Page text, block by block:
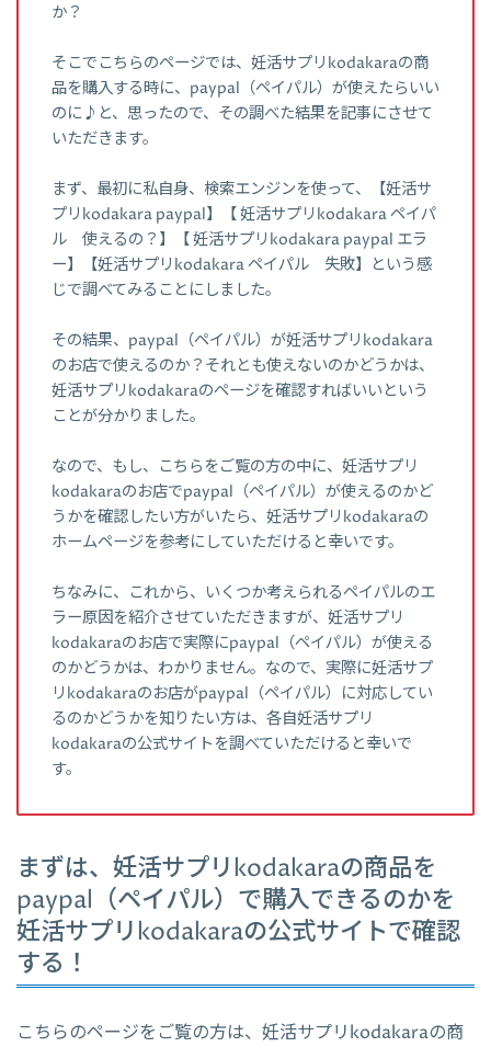
か？
そこでこちらのページでは、妊活サプリkodakaraの商
品を購入する時に、paypal（ペイパル）が使えたらいい
のに♪と、思ったので、その調べた結果を記事にさせて
いただきます。
まず、最初に私自身、検索エンジンを使って、【妊活サ
プリkodakara paypal】【 妊活サプリkodakara ペイパ
ル 使えるの？】【 妊活サプリkodakara paypal エラ
ー】【妊活サプリkodakara ペイパル 失敗】という感
じで調べてみることにしました。
その結果、paypal（ペイパル）が妊活サプリkodakara
のお店で使えるのか？それとも使えないのかどうかは、
妊活サプリkodakaraのページを確認すればいいという
ことが分かりました。
なので、もし、こちらをご覧の方の中に、妊活サプリ
kodakaraのお店でpaypal（ペイパル）が使えるのかど
うかを確認したい方がいたら、妊活サプリkodakaraの
ホームページを参考にしていただけると幸いです。
ちなみに、これから、いくつか考えられるペイパルのエ
ラー原因を紹介させていただきますが、妊活サプリ
kodakaraのお店で実際にpaypal（ペイパル）が使える
のかどうかは、わかりません。なので、実際に妊活サプ
リkodakaraのお店がpaypal（ペイパル）に対応してい
るのかどうかを知りたい方は、各自妊活サプリ
kodakaraの公式サイトを調べていただけると幸いで
す。
まずは、妊活サプリkodakaraの商品を
paypal（ペイパル）で購入できるのかを
妊活サプリkodakaraの公式サイトで確認
する！
こちらのページをご覧の方は、妊活サプリkodakaraの商